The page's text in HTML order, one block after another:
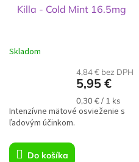
Killa - Cold Mint 16.5mg
Skladom
4,84 € bez DPH
5,95 €
Jednotková
cena:
0,30 € / 1 ks
Do košíka
Intenzívne mätové osvieženie s
ľadovým účinkom.